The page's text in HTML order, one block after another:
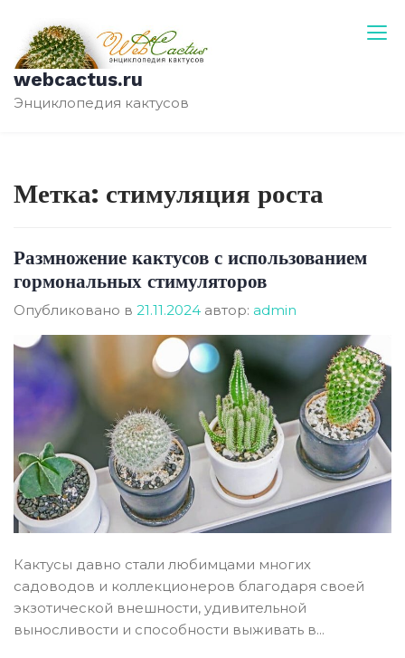
содержимому
webcactus.ru
Энциклопедия кактусов
Метка: стимуляция роста
Размножение кактусов с использованием
гормональных стимуляторов
Опубликовано в 21.11.2024 автор: admin
Кактусы давно стали любимцами многих
садоводов и коллекционеров благодаря своей
экзотической внешности, удивительной
выносливости и способности выживать в...